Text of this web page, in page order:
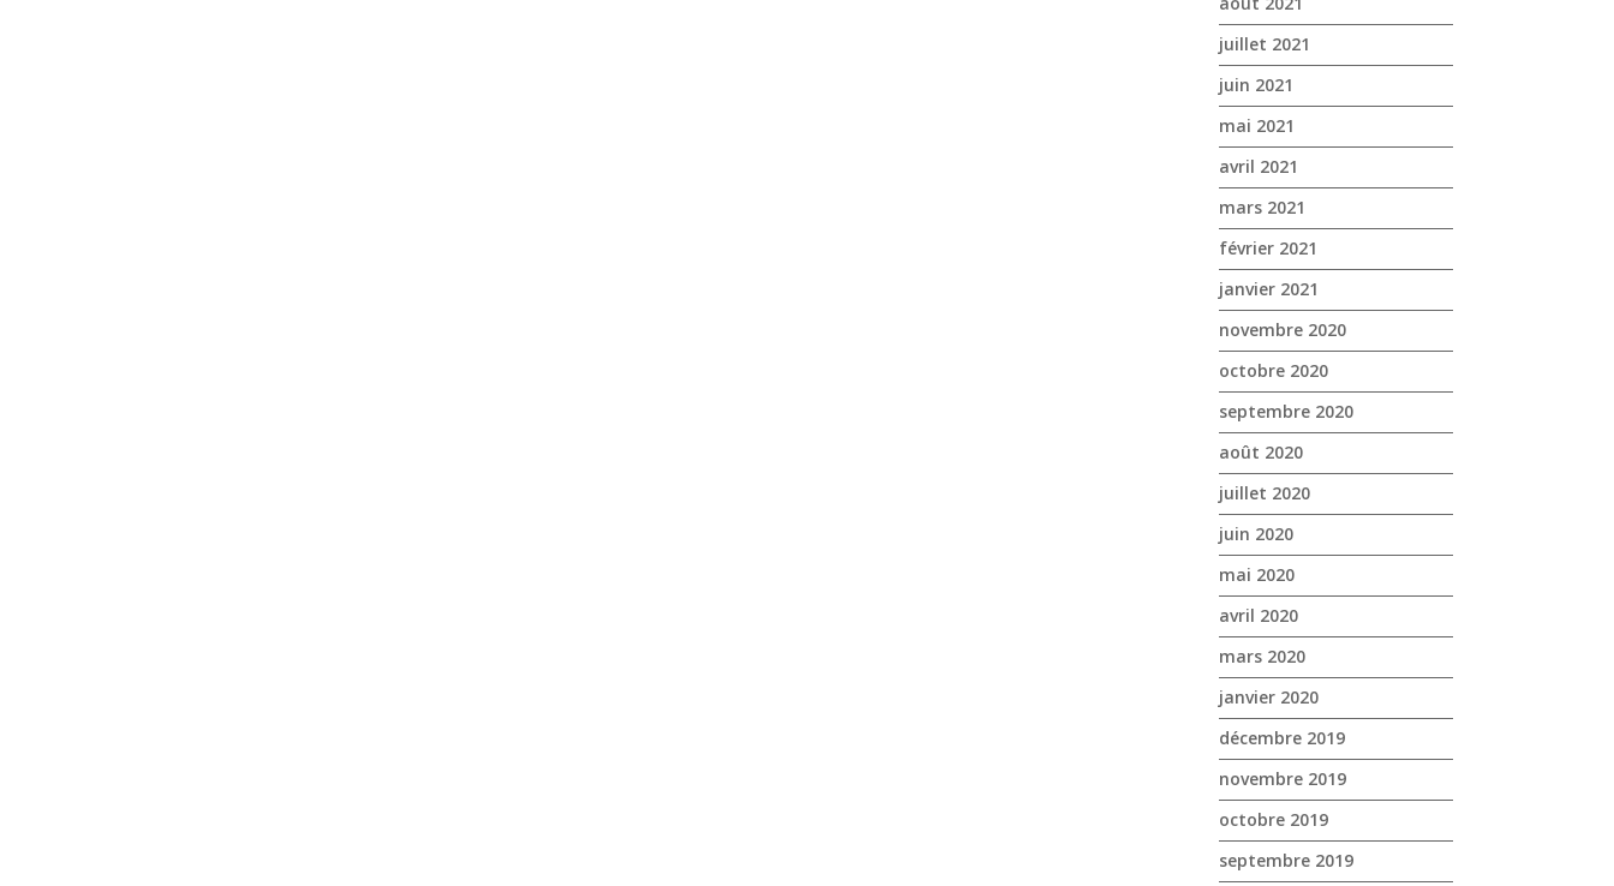
juillet 2021
juin 2021
mai 2021
avril 2021
mars 2021
février 2021
janvier 2021
novembre 2020
octobre 2020
septembre 2020
août 2020
juillet 2020
juin 2020
mai 2020
avril 2020
mars 2020
janvier 2020
décembre 2019
novembre 2019
octobre 2019
septembre 2019